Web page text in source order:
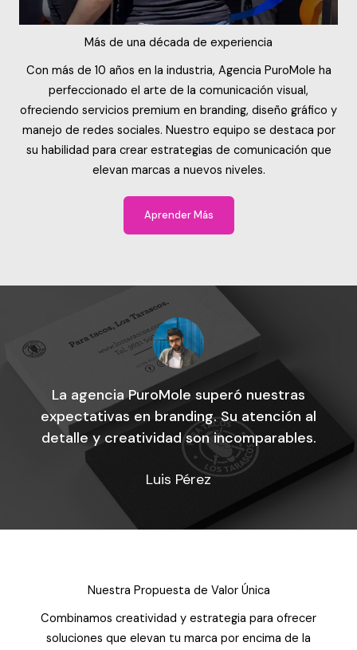
Más de una década de experiencia
Con más de 10 años en la industria, Agencia PuroMole ha
perfeccionado el arte de la comunicación visual,
ofreciendo servicios premium en branding, diseño gráfico y
manejo de redes sociales. Nuestro equipo se destaca por
su habilidad para crear estrategias de comunicación que
elevan marcas a nuevos niveles.
Aprender Más
La agencia PuroMole superó nuestras
expectativas en branding. Su atención al
detalle y creatividad son incomparables.
Luis Pérez
Nuestra Propuesta de Valor Única
Combinamos creatividad y estrategia para ofrecer
soluciones que elevan tu marca por encima de la